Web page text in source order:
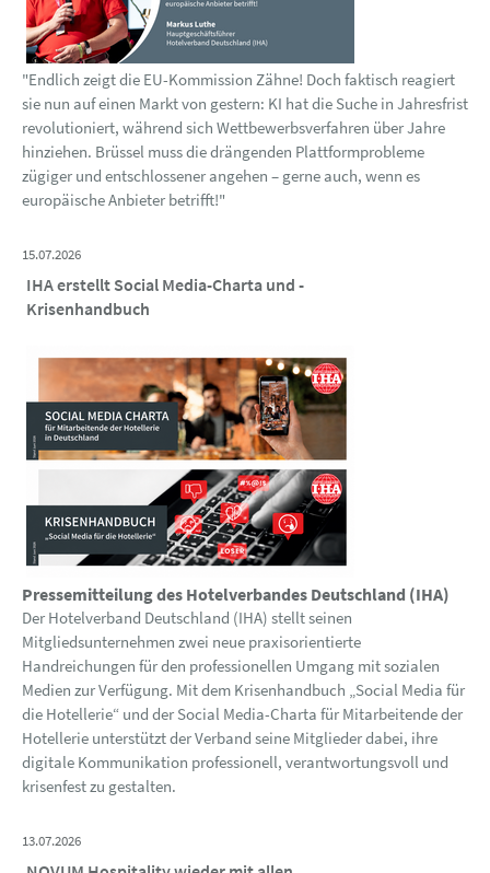
"Endlich zeigt die EU-Kommission Zähne! Doch faktisch reagiert
sie nun auf einen Markt von gestern: KI hat die Suche in Jahresfrist
revolutioniert, während sich Wettbewerbsverfahren über Jahre
hinziehen. Brüssel muss die drängenden Plattformprobleme
zügiger und entschlossener angehen – gerne auch, wenn es
europäische Anbieter betrifft!"
15.07.2026
IHA erstellt Social Media-Charta und -
Krisenhandbuch
Pressemitteilung des Hotelverbandes Deutschland (IHA)
Der Hotelverband Deutschland (IHA) stellt seinen
Mitgliedsunternehmen zwei neue praxisorientierte
Handreichungen für den professionellen Umgang mit sozialen
Medien zur Verfügung. Mit dem Krisenhandbuch „Social Media für
die Hotellerie“ und der Social Media-Charta für Mitarbeitende der
Hotellerie unterstützt der Verband seine Mitglieder dabei, ihre
digitale Kommunikation professionell, verantwortungsvoll und
krisenfest zu gestalten.
13.07.2026